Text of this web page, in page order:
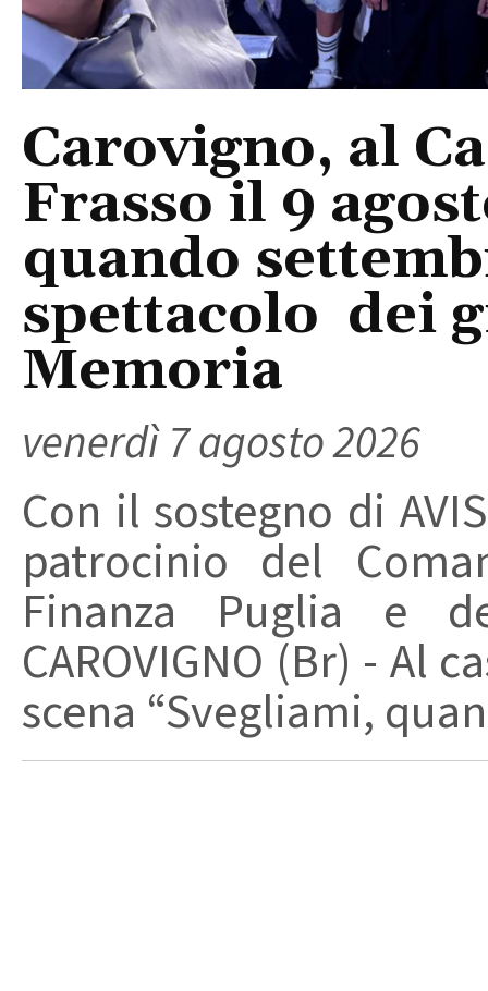
Carovigno, al
Frasso il 9
quando
spettacolo dei
Memoria
venerdì 7 agosto 2026
Con il sostegno di
patrocinio del
Finanza Puglia e
CAROVIGNO (Br) - Al
scena “Svegliami,